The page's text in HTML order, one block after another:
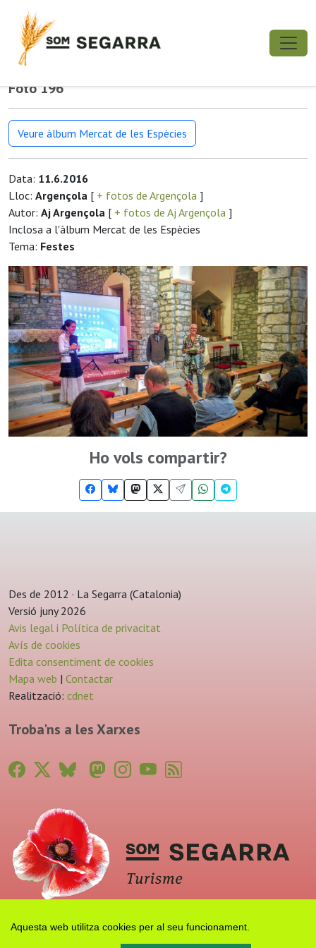
Aquesta web utilitza cookies per al seu funcionament.
Foto 196
Veure àlbum Mercat de les Espècies
Data: 11.6.2016
Lloc: Argençola [ + fotos de Argençola ]
Autor: Aj Argençola [ + fotos de Aj Argençola ]
Inclosa a l'àlbum Mercat de les Espècies
Tema: Festes
Ho vols compartir?
Des de 2012 · La Segarra (Catalonia)
Versió juny 2026
Avis legal i Política de privacitat
Avís de cookies
Edita consentiment de cookies
Mapa web | Contactar
Realització: cdnet
Troba'ns a les Xarxes